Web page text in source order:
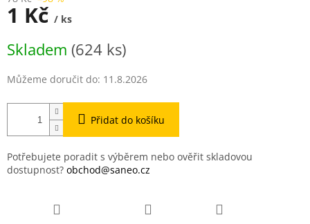
1 Kč / ks
cena:
Skladem (624 ks)
Můžeme doručit do: 11.8.2026
Přidat do košíku
Potřebujete poradit s výběrem nebo ověřit skladovou
dostupnost? obchod@saneo.cz